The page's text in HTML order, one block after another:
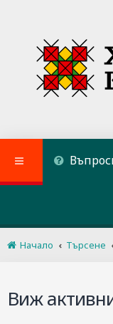
Начало Търсене
Виж